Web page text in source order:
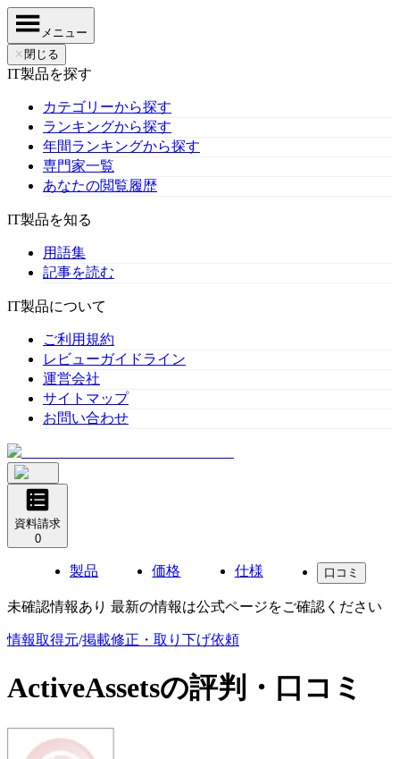
メニュー
✕ 閉じる
IT製品を探す
カテゴリーから探す
ランキングから探す
年間ランキングから探す
専門家一覧
あなたの閲覧履歴
IT製品を知る
用語集
記事を読む
IT製品について
ご利用規約
レビューガイドライン
運営会社
サイトマップ
お問い合わせ
資料請求
0
製品 価格 仕様 口コミ
未確認情報あり 最新の情報は公式ページをご確認ください
情報取得元/掲載修正・取り下げ依頼
ActiveAssetsの評判・口コミ